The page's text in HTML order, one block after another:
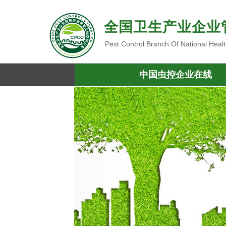
全国卫生产业企
Pest Control Branch Of National
中国虫控企业在线